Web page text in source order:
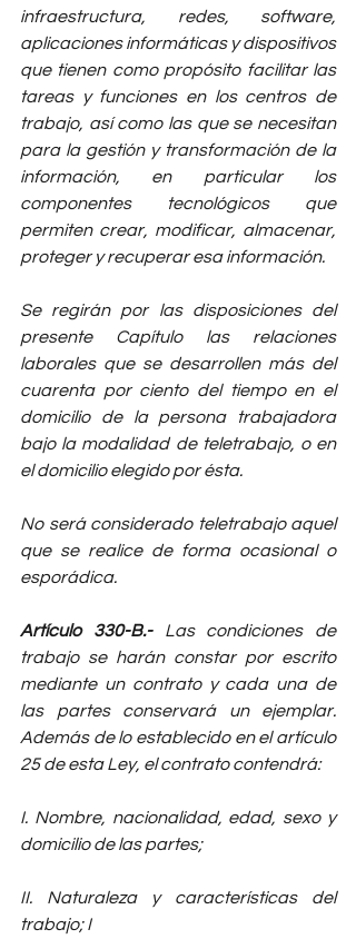
infraestructura, redes, software,
aplicaciones informáticas y dispositivos
que tienen como propósito facilitar las
tareas y funciones en los centros de
trabajo, así como las que se necesitan
para la gestión y transformación de la
información, en particular los
componentes tecnológicos que
permiten crear, modificar, almacenar,
proteger y recuperar esa información.
Se regirán por las disposiciones del
presente Capítulo las relaciones
laborales que se desarrollen más del
cuarenta por ciento del tiempo en el
domicilio de la persona trabajadora
bajo la modalidad de teletrabajo, o en
el domicilio elegido por ésta.
No será considerado teletrabajo aquel
que se realice de forma ocasional o
esporádica.
Artículo 330-B.- Las condiciones de
trabajo se harán constar por escrito
mediante un contrato y cada una de
las partes conservará un ejemplar.
Además de lo establecido en el artículo
25 de esta Ley, el contrato contendrá:
I. Nombre, nacionalidad, edad, sexo y
domicilio de las partes;
II. Naturaleza y características del
trabajo; I